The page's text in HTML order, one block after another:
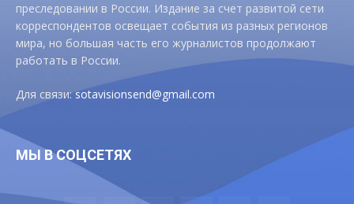
преследовании в России. Издание за счет развитой сети
корреспондентов освещает события из разных регионов
мира, но большая часть его журналистов продолжают
работать в России.
Для связи:sotavisionsend@gmail.com
МЫ В СОЦСЕТЯХ